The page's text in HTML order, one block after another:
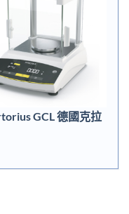
GCL 德國克拉